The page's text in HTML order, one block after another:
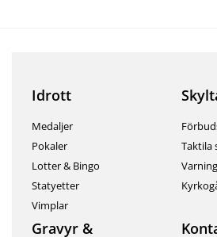
Idrott
Medaljer
Pokaler
Lotter & Bingo
Statyetter
Vimplar
Taktila
Gravyr &